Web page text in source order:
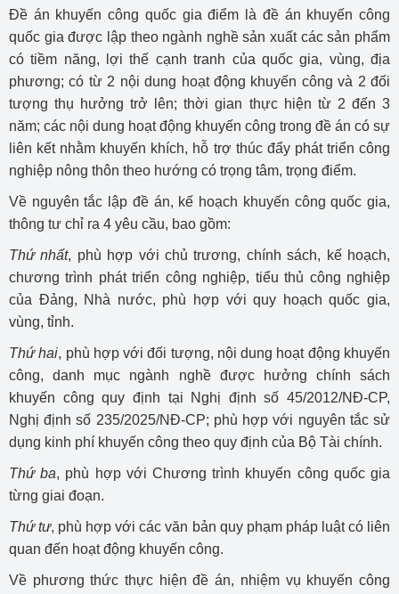
Đề án khuyến công quốc gia điểm là đề án khuyến công
quốc gia được lập theo ngành nghề sản xuất các sản phẩm
có tiềm năng, lợi thế cạnh tranh của quốc gia, vùng, địa
phương; có từ 2 nội dung hoạt động khuyến công và 2 đối
tượng thụ hưởng trở lên; thời gian thực hiện từ 2 đến 3
năm; các nội dung hoạt động khuyến công trong đề án có sự
liên kết nhằm khuyến khích, hỗ trợ thúc đẩy phát triển công
nghiệp nông thôn theo hướng có trọng tâm, trọng điểm.
Về nguyên tắc lập đề án, kế hoạch khuyến công quốc gia,
thông tư chỉ ra 4 yêu cầu, bao gồm:
Thứ nhất, phù hợp với chủ trương, chính sách, kế hoạch,
chương trình phát triển công nghiệp, tiểu thủ công nghiệp
của Đảng, Nhà nước, phù hợp với quy hoạch quốc gia,
vùng, tỉnh.
Thứ hai, phù hợp với đối tượng, nội dung hoạt động khuyến
công, danh mục ngành nghề được hưởng chính sách
khuyến công quy định tại Nghị định số 45/2012/NĐ-CP,
Nghị định số 235/2025/NĐ-CP; phù hợp với nguyên tắc sử
dụng kinh phí khuyến công theo quy định của Bộ Tài chính.
Thứ ba, phù hợp với Chương trình khuyến công quốc gia
từng giai đoạn.
Thứ tư, phù hợp với các văn bản quy phạm pháp luật có liên
quan đến hoạt động khuyến công.
Về phương thức thực hiện đề án, nhiệm vụ khuyến công